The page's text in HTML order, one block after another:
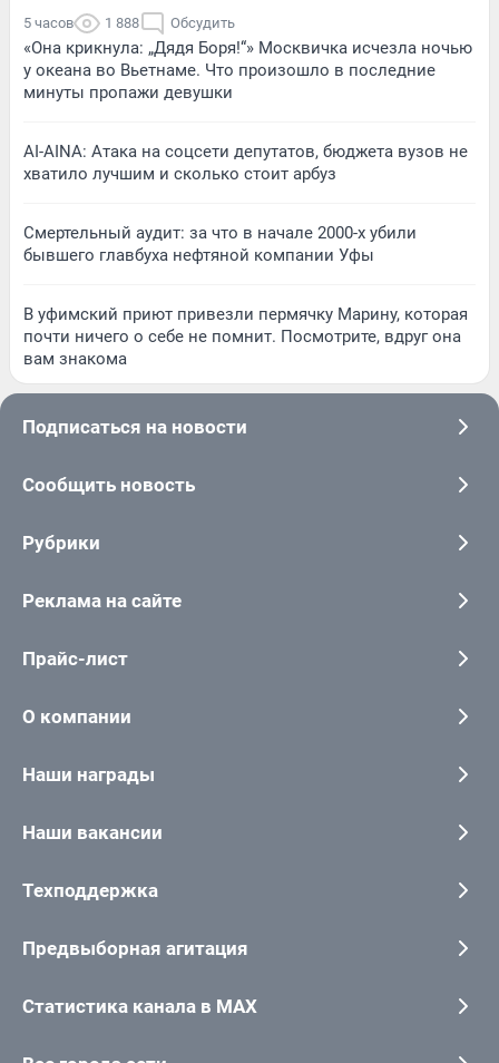
5 часов 1 888 Обсудить
«Она крикнула: „Дядя Боря!“» Москвичка исчезла ночью
у океана во Вьетнаме. Что произошло в последние
минуты пропажи девушки
AI-AINA: Атака на соцсети депутатов, бюджета вузов не
хватило лучшим и сколько стоит арбуз
Смертельный аудит: за что в начале 2000-х убили
бывшего главбуха нефтяной компании Уфы
В уфимский приют привезли пермячку Марину, которая
почти ничего о себе не помнит. Посмотрите, вдруг она
вам знакома
Подписаться на новости
Сообщить новость
Рубрики
Реклама на сайте
Прайс-лист
О компании
Наши награды
Наши вакансии
Техподдержка
Предвыборная агитация
Статистика канала в MAX